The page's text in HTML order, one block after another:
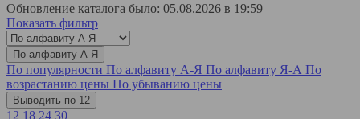
Обновление каталога было: 05.08.2026 в 19:59
Показать фильтр
По алфавиту А-Я
По популярности По алфавиту А-Я По алфавиту Я-А По
возрастанию цены По убыванию цены
Выводить по 12
12 18 24 30